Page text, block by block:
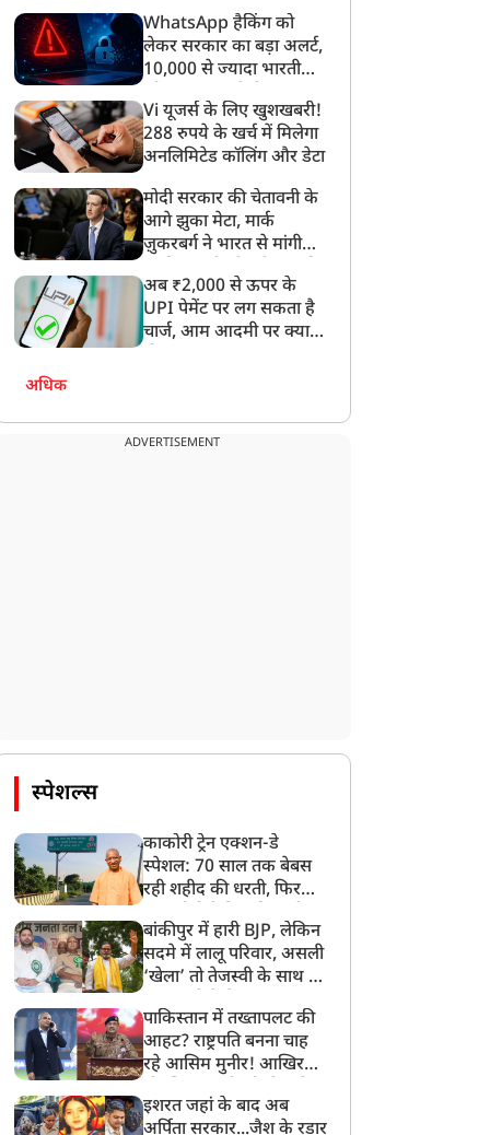
ट्रेंडिंग न्यूज़
राजस्थान के स्कूल की
शर्मनाक हरकत, पैसे खोने पर
टीचर ने उतरवाए लड़कियों के
शिक्षा विभाग ने की
कार्रवाई
जब गार्ड ऑफ ऑनर के दौरान
बिहार के राज्यपाल लेफ्टिनेंट
जनरल हसनैन ने पकड़़ ली
जवान की गलती, ऑन स्पॉट
लगा दी क्लास!
WhatsApp हैकिंग को
लेकर सरकार का बड़ा अलर्ट,
10,000 से ज्यादा भारतीयों
गया
Vi यूजर्स के लिए खुशखबरी!
288 रुपये के खर्च में मिलेगा
अनलिमिटेड कॉलिंग और डेटा
मोदी सरकार की चेतावनी के
आगे झुका मेटा, मार्क
ज़ुकरबर्ग ने भारत से मांगी
अब ₹2,000 से ऊपर के
UPI पेमेंट पर लग सकता है
चार्ज, आम आदमी पर क्या
अधिक
ADVERTISEMENT
स्पेशल्स
काकोरी ट्रेन एक्शन-डे
स्पेशल: 70 साल तक बेबस
रही शहीद की धरती, फिर
पीढ़ियों का दर्द
बांकीपुर में हारी BJP, लेकिन
सदमे में लालू परिवार, असली
‘खेला’ तो तेजस्वी के साथ हो
पाकिस्तान में तख्तापलट की
आहट? राष्ट्रपति बनना चाह
रहे आसिम मुनीर! आखिर
बनाया मोहरा?
इशरत जहां के बाद अब
अर्पिता सरकार...जैश के रडार